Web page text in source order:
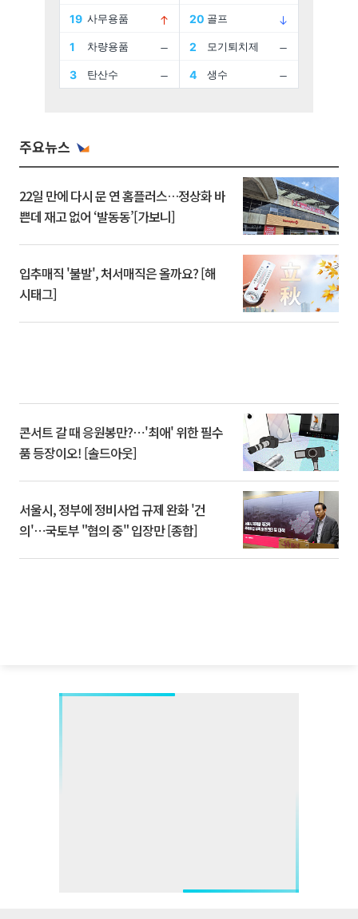
주요뉴스
22일 만에 다시 문 연 홈플러스…정상화 바
쁜데 재고 없어 ‘발동동’[가보니]
입추매직 '불발', 처서매직은 올까요? [해
시태그]
콘서트 갈 때 응원봉만?⋯'최애' 위한 필수
품 등장이오! [솔드아웃]
서울시, 정부에 정비사업 규제 완화 '건
의'⋯국토부 "협의 중" 입장만 [종합]